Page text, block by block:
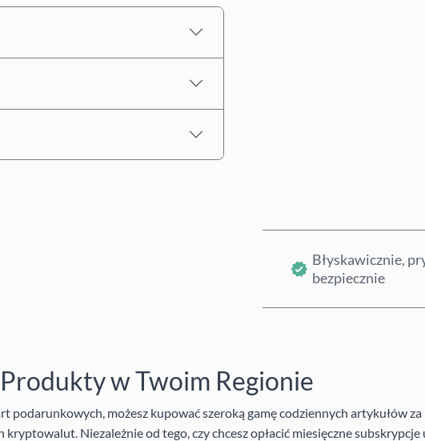
Błyskawicznie,
bezpiecznie
w Twoim Regionie
podarunkowych, możesz kupować szeroką gamę codziennych artykułów
Niezależnie od tego, czy chcesz opłacić miesięczne subskrypcje